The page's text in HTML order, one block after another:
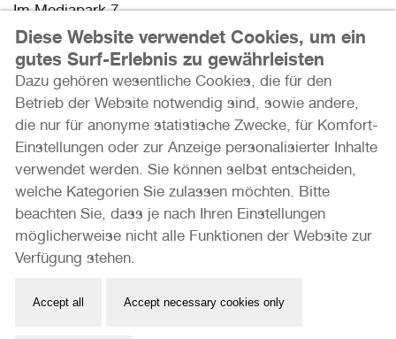
Im Mediapark 7
50670 Köln
Email: info@photoszene.de
Telefon: +49 (0)221 - 966 72 377
Bürozeiten: Mo - Do 9:00 - 15:00 Uhr
Presse
Datenschutz
Impressum
Herzlichen Dank an unsere Förderer und Partner
Diese Website verwendet Cookies, um ein
gutes Surf-Erlebnis zu gewährleisten
Dazu gehören wesentliche Cookies, die für den
Betrieb der Website notwendig sind, sowie andere,
die nur für anonyme statistische Zwecke, für Komfort-
Einstellungen oder zur Anzeige personalisierter Inhalte
verwendet werden. Sie können selbst entscheiden,
welche Kategorien Sie zulassen möchten. Bitte
beachten Sie, dass je nach Ihren Einstellungen
möglicherweise nicht alle Funktionen der Website zur
Verfügung stehen.
Accept all Accept necessary cookies only